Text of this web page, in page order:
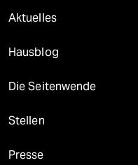
Aktuelles
Hausblog
Die Seitenwende
Stellen
Presse